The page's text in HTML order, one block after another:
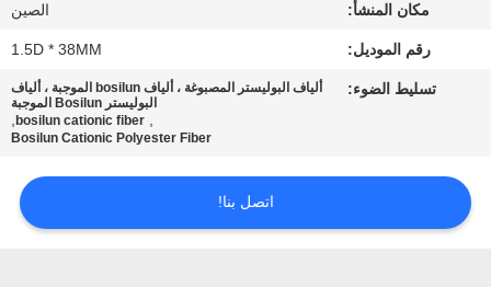
المعمل
مراقبة
اتصل
مكان المنشأ: الصين
رقم الموديل: 1.5D * 38MM
تسليط الضوء:
ألياف البوليستر المصبوغة ، ألياف bosilun الموجبة ، ألياف
البوليستر Bosilun الموجبة
,
bosilun cationic fiber
,
Bosilun Cationic Polyester Fiber
اتصل بنا!